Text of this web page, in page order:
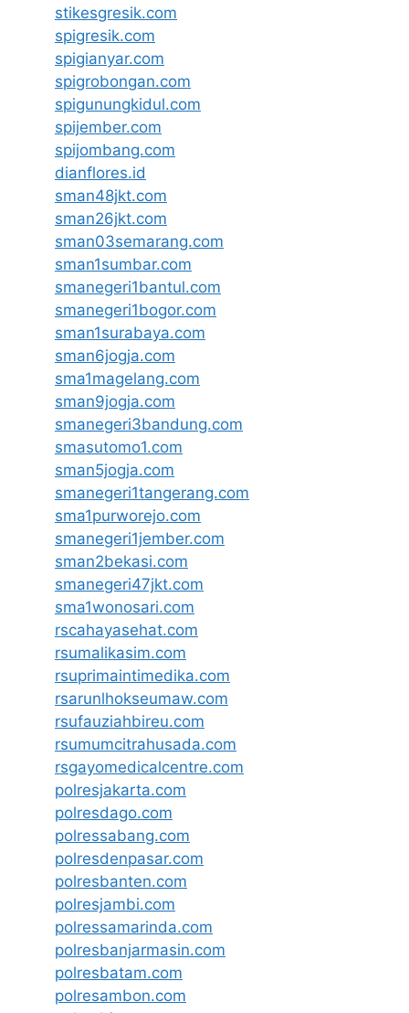
stikesgresik.com
spigresik.com
spigianyar.com
spigrobongan.com
spigunungkidul.com
spijember.com
spijombang.com
dianflores.id
sman48jkt.com
sman26jkt.com
sman03semarang.com
sman1sumbar.com
smanegeri1bantul.com
smanegeri1bogor.com
sman1surabaya.com
sman6jogja.com
sma1magelang.com
sman9jogja.com
smanegeri3bandung.com
smasutomo1.com
sman5jogja.com
smanegeri1tangerang.com
sma1purworejo.com
smanegeri1jember.com
sman2bekasi.com
smanegeri47jkt.com
sma1wonosari.com
rscahayasehat.com
rsumalikasim.com
rsuprimaintimedika.com
rsarunlhokseumaw.com
rsufauziahbireu.com
rsumumcitrahusada.com
rsgayomedicalcentre.com
polresjakarta.com
polresdago.com
polressabang.com
polresdenpasar.com
polresbanten.com
polresjambi.com
polressamarinda.com
polresbanjarmasin.com
polresbatam.com
polresambon.com